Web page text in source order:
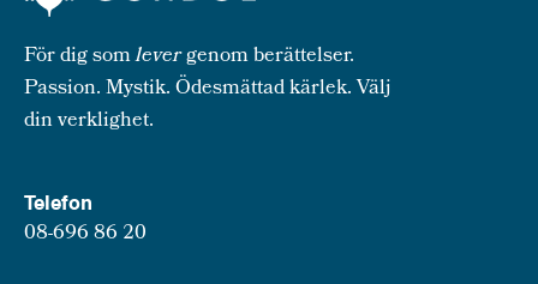
För dig somlevergenom berättelser.
Passion. Mystik. Ödesmättad kärlek. Välj
din verklighet.
Telefon
08-696 86 20